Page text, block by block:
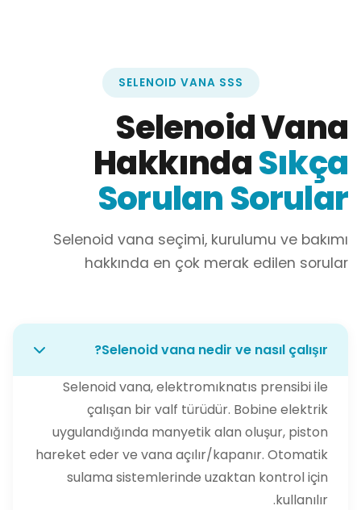
SELENOID VANA SSS
Selenoid Vana
HakkındaSıkça
Sorulan Sorular
Selenoid vana seçimi, kurulumu ve bakımı
hakkında en çok merak edilen sorular
Selenoid vana nedir ve nasıl çalışır?
Selenoid vana, elektromıknatıs prensibi ile
çalışan bir valf türüdür. Bobine elektrik
uygulandığında manyetik alan oluşur, piston
hareket eder ve vana açılır/kapanır. Otomatik
sulama sistemlerinde uzaktan kontrol için
kullanılır.